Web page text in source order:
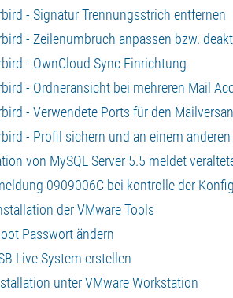
- Signatur Trennungsstrich entfernen
- Zeilenumbruch anpassen bzw.
- OwnCloud Sync Einrichtung
- Ordneransicht bei mehreren Mail
- Verwendete Ports für den
- Profil sichern und an einem
von MySQL Server 5.5 meldet
0909006C bei kontrolle der
der VMware Tools
Passwort ändern
Live System erstellen
unter VMware Workstation